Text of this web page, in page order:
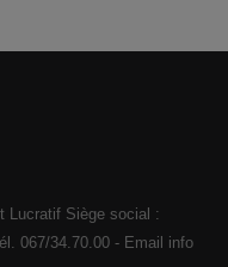
Lucratif Siège social :
067/34.70.00 - Email info